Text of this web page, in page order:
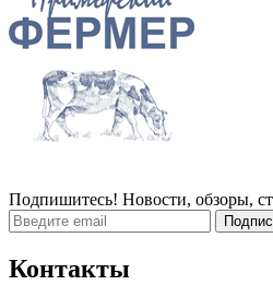
Подпишитесь! Новости, обзоры,
Контакты